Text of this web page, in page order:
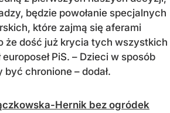
będzie powołanie specjalnych
które zajmą się aferami
że dość już krycia tych wszystkich
PiS. – Dzieci w sposób
chronione – dodał.
Hernik bez ogródek